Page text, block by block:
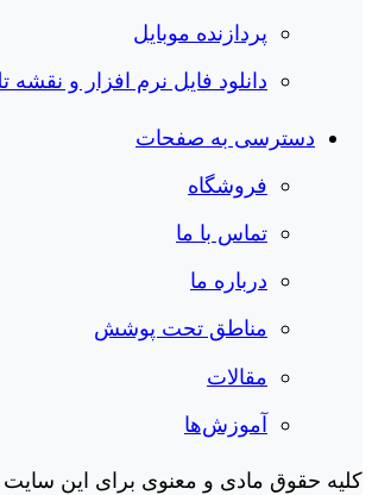
پردازنده موبایل
دانلود فایل نرم افزار و نقشه
دسترسی به صفحات
فروشگاه
تماس با ما
درباره ما
مناطق تحت پوشش
مقالات
آموزش‌ها
کلیه حقوق مادی و معنوی برای این